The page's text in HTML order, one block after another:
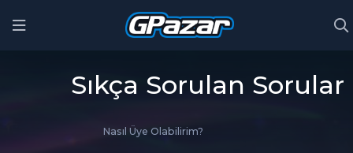
Sıkça Sorulan Sorular
Nasıl Üye Olabilirim?